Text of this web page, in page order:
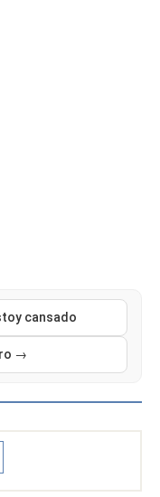
cansado
→